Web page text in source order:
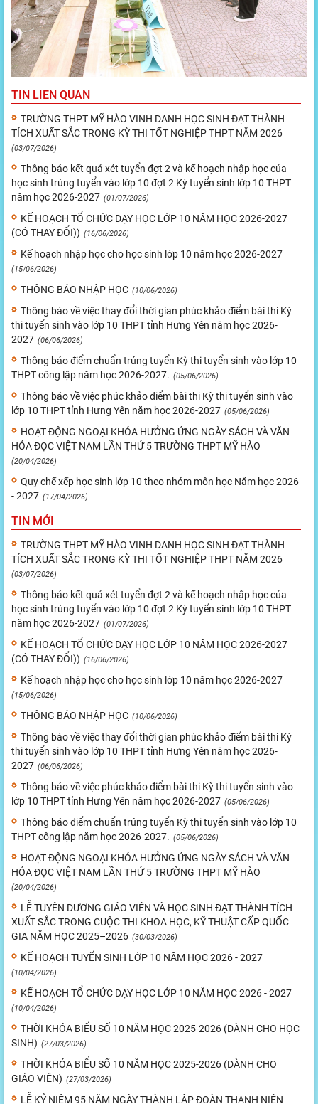
TIN LIÊN QUAN
TRƯỜNG THPT MỸ HÀO VINH DANH HỌC SINH ĐẠT THÀNH
TÍCH XUẤT SẮC TRONG KỲ THI TỐT NGHIỆP THPT NĂM 2026
(03/07/2026)
Thông báo kết quả xét tuyển đợt 2 và kế hoạch nhập học của
học sinh trúng tuyển vào lớp 10 đợt 2 Kỳ tuyển sinh lớp 10 THPT
năm học 2026-2027 (01/07/2026)
KẾ HOẠCH TỔ CHỨC DẠY HỌC LỚP 10 NĂM HỌC 2026-2027
(CÓ THAY ĐỔI)) (16/06/2026)
Kế hoạch nhập học cho học sinh lớp 10 năm học 2026-2027
(15/06/2026)
THÔNG BÁO NHẬP HỌC (10/06/2026)
Thông báo về việc thay đổi thời gian phúc khảo điểm bài thi Kỳ
thi tuyển sinh vào lớp 10 THPT tỉnh Hưng Yên năm học 2026-
2027 (06/06/2026)
Thông báo điểm chuẩn trúng tuyển Kỳ thi tuyển sinh vào lớp 10
THPT công lập năm học 2026-2027. (05/06/2026)
Thông báo về việc phúc khảo điểm bài thi Kỳ thi tuyển sinh vào
lớp 10 THPT tỉnh Hưng Yên năm học 2026-2027 (05/06/2026)
HOẠT ĐỘNG NGOẠI KHÓA HƯỞNG ỨNG NGÀY SÁCH VÀ VĂN
HÓA ĐỌC VIỆT NAM LẦN THỨ 5 TRƯỜNG THPT MỸ HÀO
(20/04/2026)
Quy chế xếp học sinh lớp 10 theo nhóm môn học Năm học 2026
- 2027 (17/04/2026)
TIN MỚI
TRƯỜNG THPT MỸ HÀO VINH DANH HỌC SINH ĐẠT THÀNH
TÍCH XUẤT SẮC TRONG KỲ THI TỐT NGHIỆP THPT NĂM 2026
(03/07/2026)
Thông báo kết quả xét tuyển đợt 2 và kế hoạch nhập học của
học sinh trúng tuyển vào lớp 10 đợt 2 Kỳ tuyển sinh lớp 10 THPT
năm học 2026-2027 (01/07/2026)
KẾ HOẠCH TỔ CHỨC DẠY HỌC LỚP 10 NĂM HỌC 2026-2027
(CÓ THAY ĐỔI)) (16/06/2026)
Kế hoạch nhập học cho học sinh lớp 10 năm học 2026-2027
(15/06/2026)
THÔNG BÁO NHẬP HỌC (10/06/2026)
Thông báo về việc thay đổi thời gian phúc khảo điểm bài thi Kỳ
thi tuyển sinh vào lớp 10 THPT tỉnh Hưng Yên năm học 2026-
2027 (06/06/2026)
Thông báo về việc phúc khảo điểm bài thi Kỳ thi tuyển sinh vào
lớp 10 THPT tỉnh Hưng Yên năm học 2026-2027 (05/06/2026)
Thông báo điểm chuẩn trúng tuyển Kỳ thi tuyển sinh vào lớp 10
THPT công lập năm học 2026-2027. (05/06/2026)
HOẠT ĐỘNG NGOẠI KHÓA HƯỞNG ỨNG NGÀY SÁCH VÀ VĂN
HÓA ĐỌC VIỆT NAM LẦN THỨ 5 TRƯỜNG THPT MỸ HÀO
(20/04/2026)
LỄ TUYÊN DƯƠNG GIÁO VIÊN VÀ HỌC SINH ĐẠT THÀNH TÍCH
XUẤT SẮC TRONG CUỘC THI KHOA HỌC, KỸ THUẬT CẤP QUỐC
GIA NĂM HỌC 2025–2026 (30/03/2026)
KẾ HOẠCH TUYỂN SINH LỚP 10 NĂM HỌC 2026 - 2027
(10/04/2026)
KẾ HOẠCH TỔ CHỨC DẠY HỌC LỚP 10 NĂM HỌC 2026 - 2027
(10/04/2026)
THỜI KHÓA BIỂU SỐ 10 NĂM HỌC 2025-2026 (DÀNH CHO HỌC
SINH) (27/03/2026)
THỜI KHÓA BIỂU SỐ 10 NĂM HỌC 2025-2026 (DÀNH CHO
GIÁO VIÊN) (27/03/2026)
LỄ KỶ NIỆM 95 NĂM NGÀY THÀNH LẬP ĐOÀN THANH NIÊN